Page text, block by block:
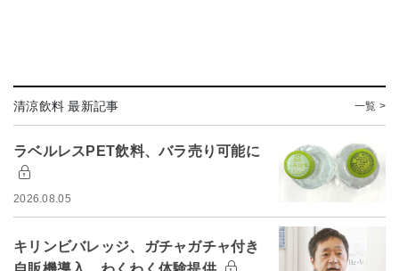
清涼飲料 最新記事 一覧 >
ラベルレスPET飲料、バラ売り可能に
2026.08.05
キリンビバレッジ、ガチャガチャ付き